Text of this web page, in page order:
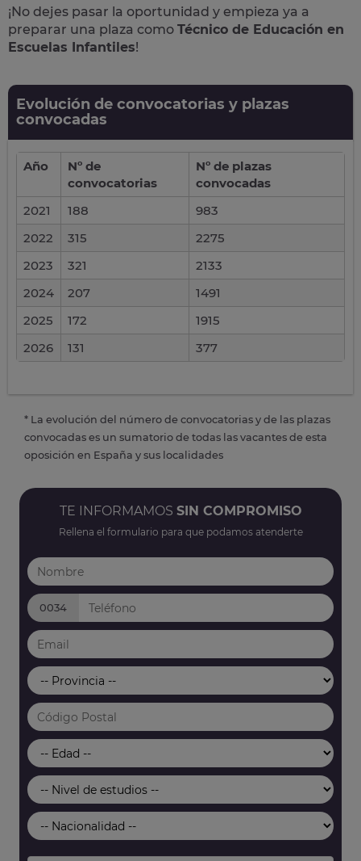
¡No dejes pasar la oportunidad y empieza ya a
preparar una plaza como Técnico de Educación en
Escuelas Infantiles!
Evolución de convocatorias y plazas
convocadas
Año
Nº de
convocatorias
Nº de plazas
convocadas
2021
188
983
2022
315
2275
2023
321
2133
2024
207
1491
2025
172
1915
2026
131 377
* La evolución del número de convocatorias y de las plazas
convocadas es un sumatorio de todas las vacantes de esta
oposición en España y sus localidades
TE INFORMAMOS SIN COMPROMISO
Rellena el formulario para que podamos atenderte
0034